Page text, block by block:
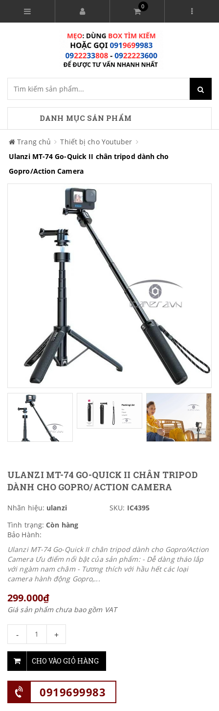
0
DANH MỤC SẢN PHẨM
Trang chủ
Thiết bị cho Youtuber
Ulanzi MT-74 Go-Quick II chân tripod dành cho
Gopro/Action Camera
ULANZI MT-74 GO-QUICK II CHÂN TRIPOD
DÀNH CHO GOPRO/ACTION CAMERA
Nhãn hiệu: ulanzi SKU: IC4395
Tình trạng: Còn hàng
Bảo Hành:
Ulanzi MT-74 Go-Quick II chân tripod dành cho Gopro/Action
Camera Ưu điểm nổi bật của sản phẩm: - Dễ dàng tháo lắp
với ngàm nam châm - Tương thích với hầu hết các loại
camera hành động Gopro,...
299.000₫
Giá sản phẩm chưa bao gồm VAT
- +
CHO VÀO GIỎ HÀNG
0919699983